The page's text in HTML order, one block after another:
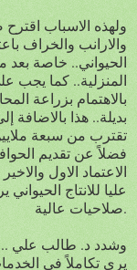
ولهذه الاسباب اقترح
والارانب والخراف
الحيواني.. خاصة بعد
المنزلية.. كما يجب
بالاهتمام بزراعة
بديلة.. هذا بالاضافة
تقترب من سبعة
فضلاً عن تقديم
الاعتماد الاول
عليا للانتاج
صلاحيات عالية.
وشدد د. طالب علي ..